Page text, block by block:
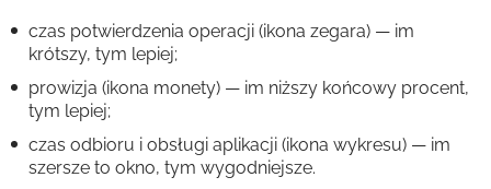
czas potwierdzenia operacji (ikona zegara) — im
krótszy, tym lepiej;
prowizja (ikona monety) — im niższy końcowy procent,
tym lepiej;
czas odbioru i obsługi aplikacji (ikona wykresu) — im
szersze to okno, tym wygodniejsze.